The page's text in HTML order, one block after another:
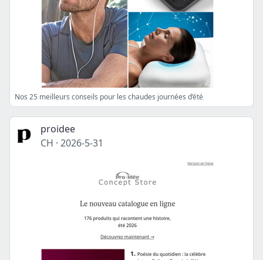
Nos 25 meilleurs conseils pour les chaudes journées d’été
proidee
CH · 2026-5-31